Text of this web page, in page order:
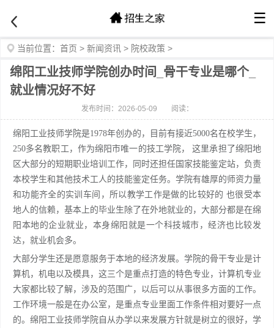
☰
当前位置： 首页 > 新闻资讯 > 院校政策 >
绵阳工业技师学院创办时间_骨干专业是哪个_
就业情况好不好
发布时间：2026-05-09 阅读：
绵阳工业技师学院是1978年创办的，目前有接近5000名在校学生，
250多名教职工，作为绵阳市唯一的技工学院， 这里承担了绵阳地
区大部分的短期职业培训工作，同时还担任国家技能鉴定站，负责
本校学生和其他技术工人的技能鉴定任务。学院有雄厚的师资力量
和功能齐全的实训车间，所以教学工作是做的比较好的 也很受本
地人的信赖，基本上的毕业生除了在外地就业的，大部分都是在绵
阳本地的企业就业，本身绵阳就是一个科技城市，经济也比较发
达，就业机会多。
大部分学生还是愿意服务于本地的经济发展。学院的骨干专业是计
算机，机电以及模具，这三个是重点打造的特色专业，计算机专业
大家都比较了解，涉及的范围广，以后可以从事很多方面的工作。
工作环境一般是在办公室，是重点专业里面工作条件相对要好一点
的。绵阳工业技师学院自从办学以来发展方针就是树立的很好，学